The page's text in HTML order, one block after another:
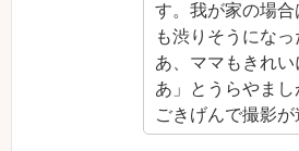
す。我が家の場
も渋りそうにな
あ、ママもきれ
あ」とうらやまし
ごきげんで撮影が